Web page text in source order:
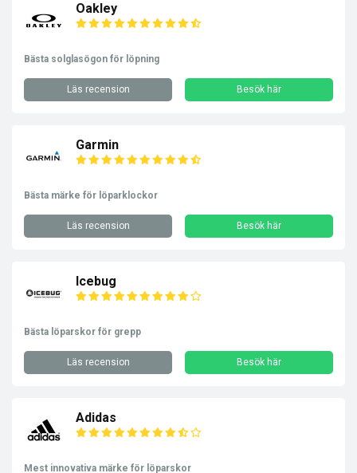
Oakley
Bästa solglasögon för löpning
Läs recension Besök här
Garmin
Bästa märke för löparklockor
Läs recension Besök här
Icebug
Bästa löparskor för grepp
Läs recension Besök här
Adidas
Mest innovativa märke för löparskor